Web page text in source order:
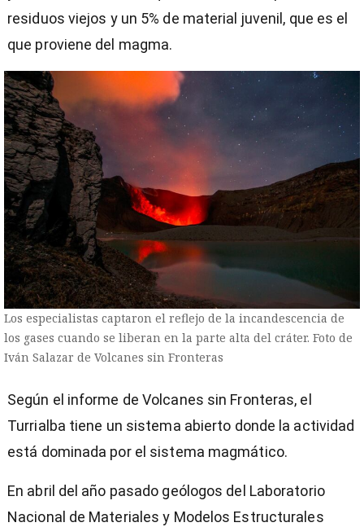
residuos viejos y un 5% de material juvenil, que es el
que proviene del magma.
Los especialistas captaron el reflejo de la incandescencia de
los gases cuando se liberan en la parte alta del cráter. Foto de
Iván Salazar de Volcanes sin Fronteras
Según el informe de Volcanes sin Fronteras, el
Turrialba tiene un sistema abierto donde la actividad
está dominada por el sistema magmático.
En abril del año pasado geólogos del Laboratorio
Nacional de Materiales y Modelos Estructurales